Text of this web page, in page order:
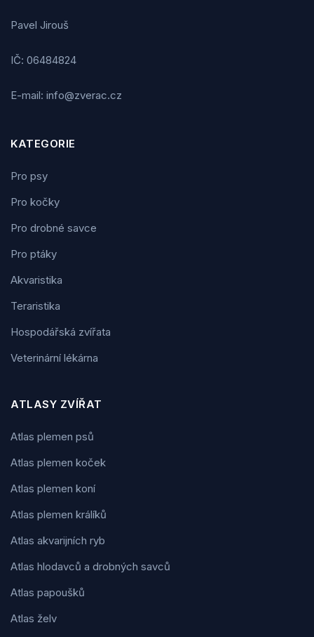
Pavel Jirouš
IČ: 06484824
E-mail: info@zverac.cz
KATEGORIE
Pro psy
Pro kočky
Pro drobné savce
Pro ptáky
Akvaristika
Teraristika
Hospodářská zvířata
Veterinární lékárna
ATLASY ZVÍŘAT
Atlas plemen psů
Atlas plemen koček
Atlas plemen koní
Atlas plemen králíků
Atlas akvarijních ryb
Atlas hlodavců a drobných savců
Atlas papoušků
Atlas želv